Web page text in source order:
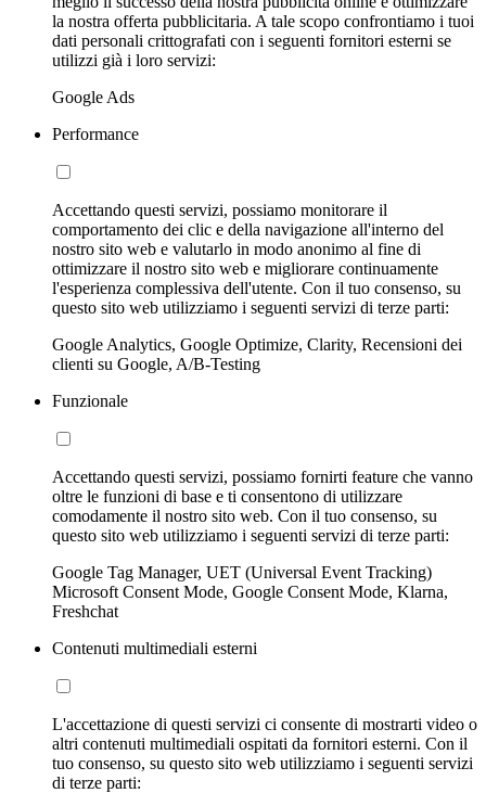
la nostra offerta pubblicitaria. A tale scopo confrontiamo i tuoi
dati personali crittografati con i seguenti fornitori esterni se
utilizzi già i loro servizi:
Google Ads
Performance
Accettando questi servizi, possiamo monitorare il
comportamento dei clic e della navigazione all'interno del
nostro sito web e valutarlo in modo anonimo al fine di
ottimizzare il nostro sito web e migliorare continuamente
l'esperienza complessiva dell'utente. Con il tuo consenso, su
questo sito web utilizziamo i seguenti servizi di terze parti:
Google Analytics, Google Optimize, Clarity, Recensioni dei
clienti su Google, A/B-Testing
Funzionale
Accettando questi servizi, possiamo fornirti feature che vanno
oltre le funzioni di base e ti consentono di utilizzare
comodamente il nostro sito web. Con il tuo consenso, su
questo sito web utilizziamo i seguenti servizi di terze parti:
Google Tag Manager, UET (Universal Event Tracking)
Microsoft Consent Mode, Google Consent Mode, Klarna,
Freshchat
Contenuti multimediali esterni
L'accettazione di questi servizi ci consente di mostrarti video o
altri contenuti multimediali ospitati da fornitori esterni. Con il
tuo consenso, su questo sito web utilizziamo i seguenti servizi
di terze parti: